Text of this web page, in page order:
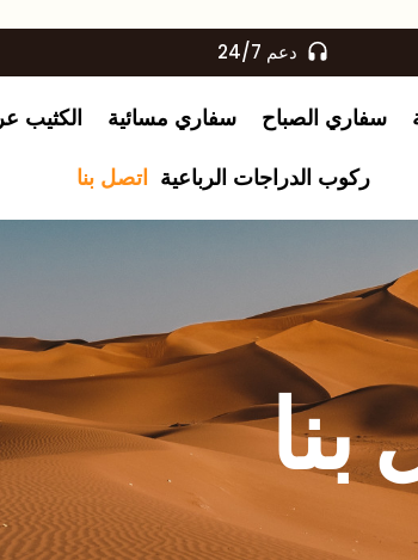
دعم 24/7
سفاري الصباح سفاري مسائية الكثيب
ركوب الدراجات الرباعية اتصل بنا